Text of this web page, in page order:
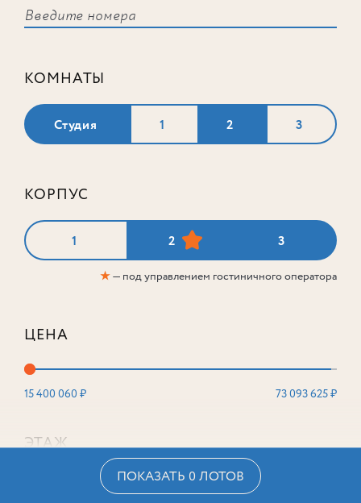
КОМНАТЫ
Студия 1 2 3
КОРПУС
1 2 3
★— под управлением гостиничного оператора
ЦЕНА
15 400 060 ₽ 73 093 625 ₽
ЭТАЖ
ПОКАЗАТЬ 0 ЛОТОВ
соответствует ни одного лота